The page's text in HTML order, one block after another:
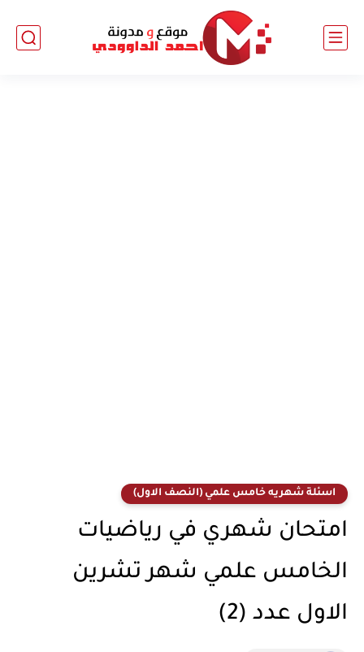
اسئلة شهريه خامس علمي (النصف الاول)
امتحان شهري في رياضيات
الخامس علمي شهر تشرين
الاول عدد (2)